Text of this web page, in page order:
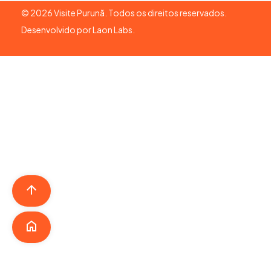
© 2026Visite Purunã. Todos os direitos reservados.
Desenvolvido porLaon Labs